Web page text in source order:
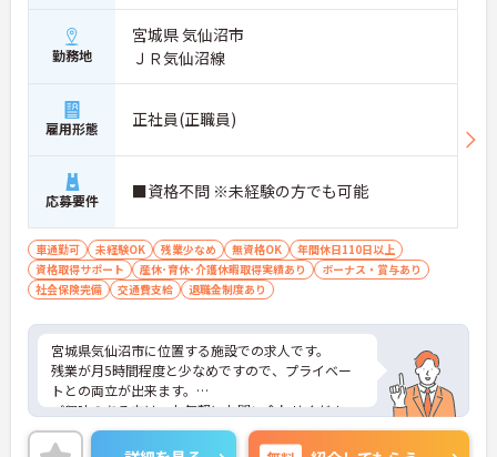
勤務地
宮城県 気仙沼市
ＪＲ気仙沼線
雇用形態 正社員(正職員)
応募要件 ■資格不問 ※未経験の方でも可能
車通勤可 未経験OK 残業少なめ 無資格OK
年間休日110日以上
資格取得サポート
産休･育休･介護休暇取得実績あり
ボーナス・賞与あり
社会保険完備
交通費支給 退職金制度あり
宮城県気仙沼市に位置する施設での求人です。
残業が月5時間程度と少なめですので、プライベー
トとの両立が出来ます。
ご興味のある方は、お気軽にお問い合わせくださ
い。